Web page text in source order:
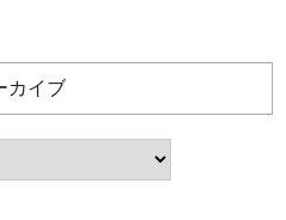
カイブ